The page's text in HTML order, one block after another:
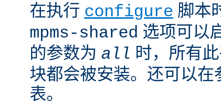
在执行 configure 脚本
mpms-shared 选项可以
的参数为 all 时，所有
块都会被安装。还可以在
表。